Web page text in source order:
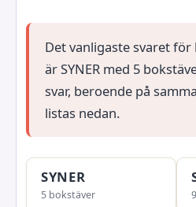
Det vanligaste svaret för
är SYNER med 5
svar, beroende på
listas nedan.
SYNER
5 bokstäver